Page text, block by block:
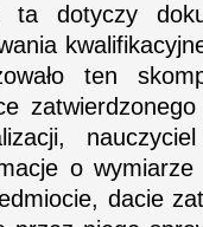
ta dotyczy
ten
nauczyciel
o
dacie